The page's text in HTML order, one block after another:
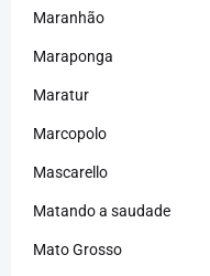
Maranhão
Maraponga
Maratur
Marcopolo
Mascarello
Matando a saudade
Mato Grosso